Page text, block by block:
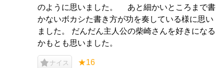
のように思いました。 あと細かいところまで書
かないボカシた書き方が功を奏している様に思い
ました。 だんだん主人公の柴崎さんを好きになる
かもとも思いました。
ナイス ★16